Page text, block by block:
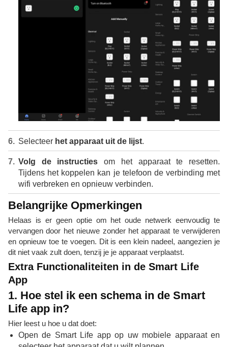
Selecteer het apparaat uit de lijst.
Volg de instructies om het apparaat te resetten.
Tijdens het koppelen kan je telefoon de verbinding met
wifi verbreken en opnieuw verbinden.
Belangrijke Opmerkingen
Helaas is er geen optie om het oude netwerk eenvoudig te
vervangen door het nieuwe zonder het apparaat te verwijderen
en opnieuw toe te voegen. Dit is een klein nadeel, aangezien je
dit niet vaak zult doen, tenzij je je apparaat verplaatst.
Extra Functionaliteiten in de Smart Life
App
1. Hoe stel ik een schema in de Smart
Life app in?
Hier leest u hoe u dat doet:
Open de Smart Life app op uw mobiele apparaat en